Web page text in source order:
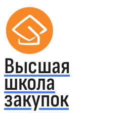
Высшая
школа
закупок